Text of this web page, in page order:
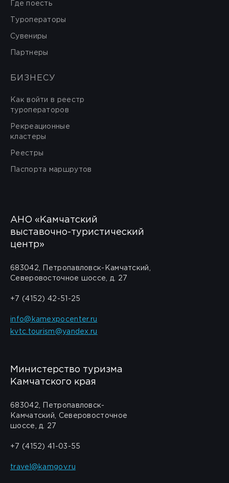
Где поесть
Туроператоры
Сувениры
Партнеры
БИЗНЕСУ
Как войти в реестр
туроператоров
Рекреационные
кластеры
Реестры
Паспорта маршрутов
АНО «Камчатский
выставочно-туристический
центр»
683042, Петропавловск-Камчатский,
Северовосточное шоссе, д. 27
+7 (4152) 42-51-25
info@kamexpocenter.ru
kvtc.tourism@yandex.ru
Министерство туризма
Камчатского края
683042, Петропавловск-
Камчатский, Северовосточное
шоссе, д. 27
+7 (4152) 41-03-55
travel@kamgov.ru